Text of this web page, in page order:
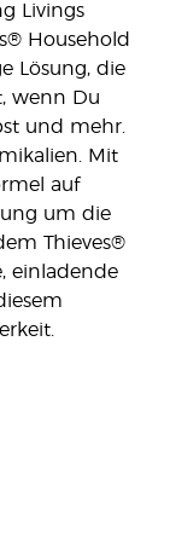
Livings
Household
Lösung, die
wenn Du
und mehr.
Mit
auf
um die
Thieves®
einladende